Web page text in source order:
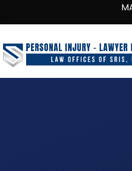
MARYLAND · VIRGINIA